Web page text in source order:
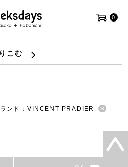
0
こむ
ンド：VINCENT PRADIER